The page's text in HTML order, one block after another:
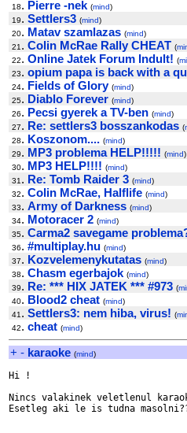
18. Pierre -nek (mind)
19. Settlers3 (mind)
20. Matav szamlazas (mind)
21 . Colin McRae Rally CHEAT (
22. Online Jatek Forum Indult! (
23. opium papa is back with a
24. Fields of Glory (mind)
25. Diablo Forever (mind)
26. Pecsi gyerek a TV-ben (mind)
27. Re: settlers3 bosszankodas (
28. Koszonom.... (mind)
29. MP3 problema HELP!!!!! (mind)
30. MP3 HELP!!!! (mind)
31 . Re: Tomb Raider 3 (mind)
32. Colin McRae, Halflife (mind)
33. Army of Darkness (mind)
34. Motoracer 2 (mind)
35. Carma2 savegame
36. #multiplay.hu (mind)
37. Kozvelemenykutatas (mind)
38. Chasm egerbajok (mind)
39. Re: *** HIX JATEK *** #973 (
40. Blood2 cheat (mind)
41 . Settlers3: nem hiba, virus! (
42. cheat (mind)
+ - karaoke (mind)
Hi !
Nincs valakinek veletlenul
Esetleg aki le is tudna